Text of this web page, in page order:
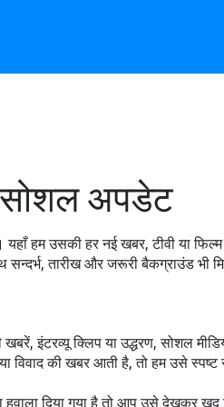
सोशल अपडेट
हम उसकी हर नई खबर, टीवी या
सन्दर्भ, तारीख और जरूरी बैकग्राउंड
इंटरव्यू क्लिप या उद्धरण, सोशल
विवाद की खबर आती है, तो हम उसे
हवाला दिया गया है तो आप उसे